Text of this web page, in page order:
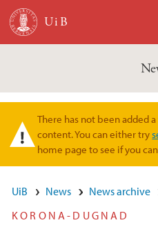
Skip to main content
Warning
There has not been added
content. You can either try
home page to see if you
UiB News
News archive
KORONA-DUGNAD